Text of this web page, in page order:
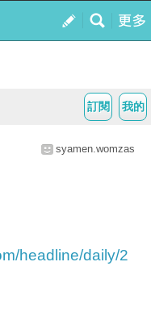
我的
訂閱
syamen.womzas
headline/daily/2